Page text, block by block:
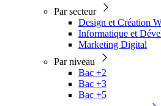
Par secteur
Design et Création
Informatique et
Marketing Digital
Par niveau
Bac +2
Bac +3
Bac +5